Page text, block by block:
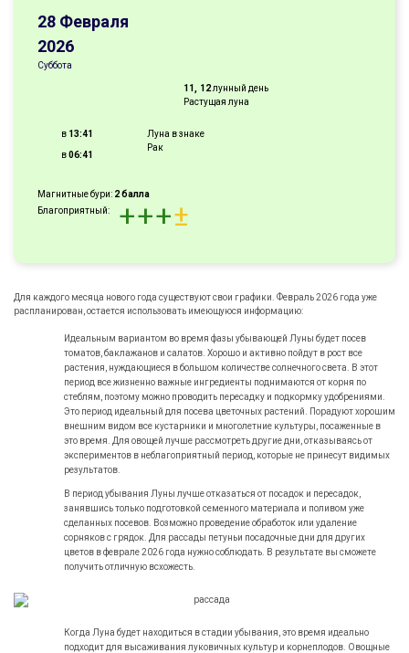
28 Февраля
2026
Суббота
11, 12лунный день
Растущая луна
в 13:41
в06:41
Луна в знаке
Рак
Магнитные бури: 2 балла
Благоприятный:
+++±
Для каждого месяца нового года существуют свои графики. Февраль2026 года уже
распланирован, остается использовать имеющуюся информацию:
Идеальным вариантом во время фазы убывающей Луны будет посев
томатов, баклажанов и салатов. Хорошо и активно пойдут в рост все
растения, нуждающиеся в большом количестве солнечного света. В этот
период все жизненно важные ингредиенты поднимаются от корня по
стеблям, поэтому можно проводить пересадку и подкормку удобрениями.
Это период идеальный для посева цветочных растений. Порадуют хорошим
внешним видом все кустарники и многолетние культуры, посаженные в
это время. Для овощей лучше рассмотреть другие дни, отказываясь от
экспериментов в неблагоприятный период, которые не принесут видимых
результатов.
В период убывания Луны лучше отказаться от посадок и пересадок,
занявшись только подготовкой семенного материала и поливом уже
сделанных посевов. Возможно проведение обработок или удаление
сорняков с грядок. Для рассады петуньи посадочные дни для других
цветов в феврале2026 года нужно соблюдать. В результате вы сможете
получить отличную всхожесть.
Когда Луна будет находиться в стадии убывания, это время идеально
подходит для высаживания луковичных культур и корнеплодов. Овощные